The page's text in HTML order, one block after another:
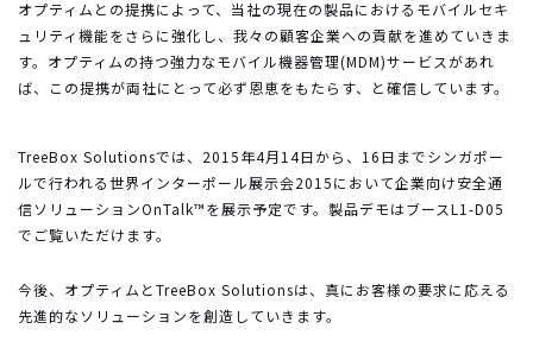
オプティムとの提携によって、当社の現在の製品におけるモバイルセキ
ュリティ機能をさらに強化し、我々の顧客企業への貢献を進めていきま
す。オプティムの持つ強力なモバイル機器管理(MDM)サービスがあれ
ば、この提携が両社にとって必ず恩恵をもたらす、と確信しています。
TreeBox Solutionsでは、2015年4月14日から、16日までシンガポー
ルで行われる世界インターポール展示会2015において企業向け安全通
信ソリューションOnTalk™を展示予定です。製品デモはブースL1-D05
でご覧いただけます。
今後、オプティムとTreeBox Solutionsは、真にお客様の要求に応える
先進的なソリューションを創造していきます。